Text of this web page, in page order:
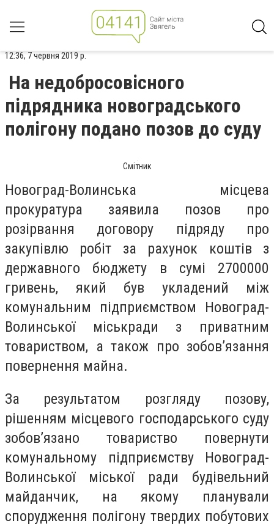
12:36, 7 червня 2019 р.
На недобросовісного
підрядника новоградського
полігону подано позов до суду
Смітник
Новоград-Волинська місцева
прокуратура заявила позов про
розірвання договору підряду про
закупівлю робіт за рахунок коштів з
державного бюджету в сумі 2700000
гривень, який був укладений між
комунальним підприємством Новоград-
Волинської міськради з приватним
товариством, а також про зобов’язання
повернення майна.
За результатом розгляду позову,
рішенням місцевого господарського суду
зобов’язано товариство повернути
комунальному підприємству Новоград-
Волинської міської ради будівельний
майданчик, на якому планували
спорудження полігону твердих побутових